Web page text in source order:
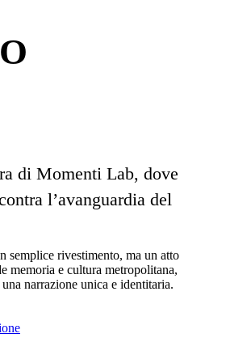
di Momenti Lab, dove
l’avanguardia del
semplice rivestimento, ma un atto
memoria e cultura metropolitana,
narrazione unica e identitaria.